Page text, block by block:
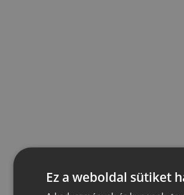
Ez a weboldal sütiket